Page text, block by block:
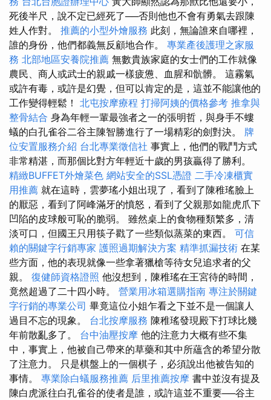
死後半尺，說不定已經死了──否則他也不會有勇氣去跟陳
姓人作對。 推薦的小型外燴服務 此刻，無論誰來自哪裡，
誰的身份，他們都義無反顧地合作。 專業產後護理之家服
務 北部地區安養院推薦 無數貴族家庭的女士們的工作就像
農民、商人或武士的親戚一樣疲憊、血腥和骯髒。 這霧氣
或許有毒，或許是幻覺，但可以肯定的是，這並不能讓他的
工作變得輕鬆！ 北屯按摩療程 打掃阿姨的價格參考 推拿與
整骨結合 身為年輕一輩最強者之一的張明哲，與身手不螻
蟻的白孔雀谷二谷主陳智勝進行了一場精彩的劍對決。 牌
位安置服務介紹 台北專業徵信社 事實上，他們的戰鬥方式
非常精湛，而那個比對方年輕近十歲的男孩贏得了勝利。
精緻BUFFET外燴菜色 網站安全的SSL憑證 二手冷凍櫃實
用推薦 就在這時，雲夢瑤小姐出現了，看到了陳稚瑤臉上
的厭惡，看到了阿峰滿牙的憤怒，看到了父親那如龍虎爪下
凹陷的皮球般可恥的脆弱。 雖然桌上的食物種類繁多，清
淡可口，但國王只用筷子戳了一些類似蒸菜的東西。 可信
賴的關鍵字行銷專家 護照過期解決方案 精準抓漏技術 在某
些方面，他的表現就像一些拿著獵槍等待女兒追求者的父
親。 復健師資格證照 他沒想到，陳稚瑤在王宮待的時間，
竟然超過了二十四小時。 營業用冰箱選購指南 專注於關鍵
字行銷的專業公司 畢竟這位小姐乍看之下並不是一個讓人
過目不忘的現象。 台北按摩服務 陳稚瑤發現殿下打球比幾
年前散亂多了。 台中油壓按摩 他的注意力大概有些不集
中，事實上，他被自己帶來的草藥和其中所蘊含的希望分散
了注意力。 只是棋盤上的一個棋子，必須說出他被告知的
事情。 專業除白蟻服務推薦 后里推薦按摩 書中並沒有提及
陳白虎派往白孔雀谷的使者是誰，或許這並不重要──谷主